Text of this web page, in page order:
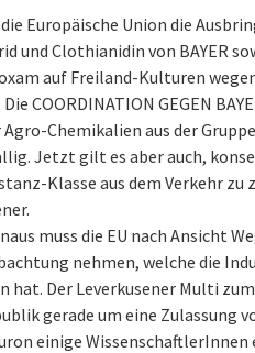
Europäische Union die
und Clothianidin von BAYER
auf Freiland-Kulturen
COORDINATION GEGEN
Chemikalien aus der
Jetzt gilt es aber auch,
Klasse aus dem Verkehr
muss die EU nach Ansicht
nehmen, welche die
hat. Der Leverkusener Multi
gerade um eine Zulassung
einige